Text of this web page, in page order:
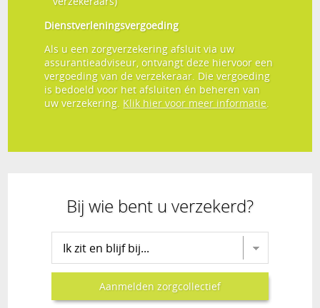
Dienstverleningsvergoeding
Als u een zorgverzekering afsluit via uw
assurantieadviseur, ontvangt deze hiervoor een
vergoeding van de verzekeraar. Die vergoeding
is bedoeld voor het afsluiten én beheren van
uw verzekering. Klik hier voor meer informatie.
Bij wie bent u verzekerd?
Kies collectief voor aanmelden zorgcollectief
Aanmelden zorgcollectief